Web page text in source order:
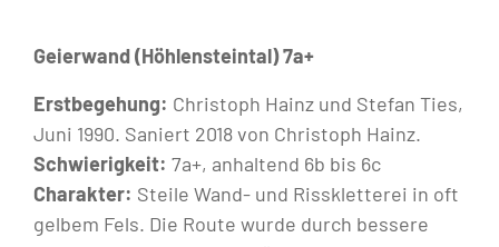
Geierwand (Höhlensteintal) 7a+
Erstbegehung: Christoph Hainz und Stefan Ties,
Juni 1990. Saniert 2018 von Christoph Hainz.
Schwierigkeit: 7a+, anhaltend 6b bis 6c
Charakter: Steile Wand- und Risskletterei in oft
gelbem Fels. Die Route wurde durch bessere